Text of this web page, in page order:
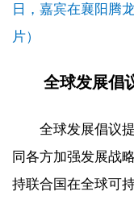
日，嘉宾在襄阳腾
片）
全球发展倡
全球发展倡议
同各方加强发展战
持联合国在全球可